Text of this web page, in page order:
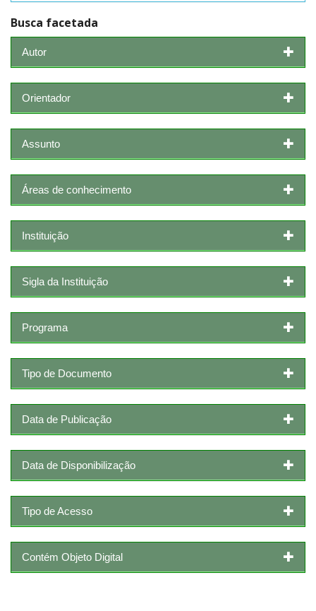
Busca facetada
Autor
Orientador
Assunto
Áreas de conhecimento
Instituição
Sigla da Instituição
Programa
Tipo de Documento
Data de Publicação
Data de Disponibilização
Tipo de Acesso
Contém Objeto Digital